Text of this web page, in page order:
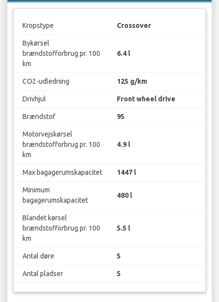
Kropstype Crossover
Bykørsel
brændstofforbrug pr. 100
km
6.4 l
CO2-udledning 125 g/km
Drivhjul Front wheel drive
Brændstof 95
Motorvejskørsel
brændstofforbrug pr. 100
km
4.9 l
Max bagagerumskapacitet 1447 l
Minimum
bagagerumskapacitet
480 l
Blandet kørsel
brændstofforbrug pr. 100
km
5.5 l
Antal døre 5
Antal pladser 5